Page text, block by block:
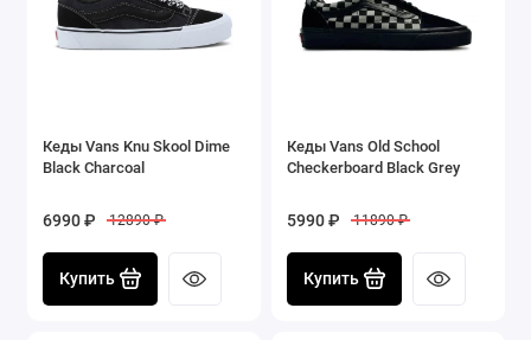
Кеды Vans Knu Skool Dime
Black Charcoal
6990 ₽ 12890 ₽
Купить
Кеды Vans Old School
Checkerboard Black Grey
5990 ₽ 11890 ₽
Купить